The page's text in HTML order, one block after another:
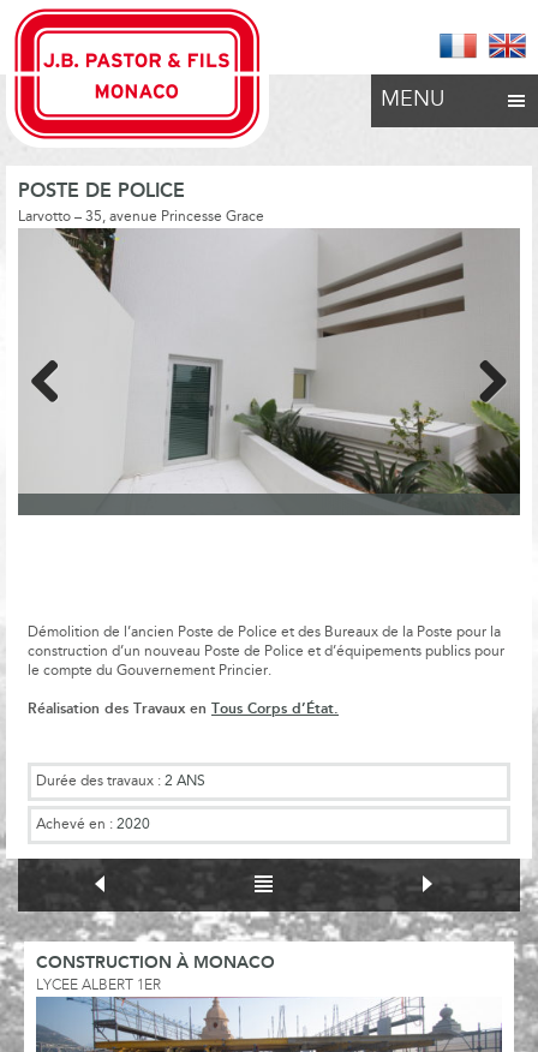
MENU
POSTE DE POLICE
Larvotto – 35, avenue Princesse Grace
Next
Démolition de l’ancien Poste de Police et des Bureaux de la Poste pour la
construction d’un nouveau Poste de Police et d’équipements publics pour
le compte du Gouvernement Princier.
Réalisation des Travaux en Tous Corps d’État.
Durée des travaux : 2 ANS
Achevé en : 2020
CONSTRUCTION À MONACO
LYCEE ALBERT 1ER